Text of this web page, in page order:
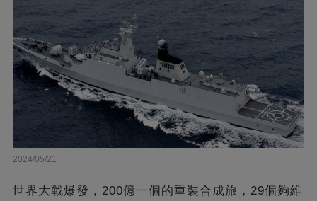
2024/05/21
世界大戰爆發，200億一個的重裝合成旅，29個夠維